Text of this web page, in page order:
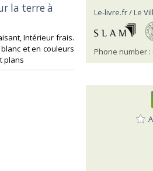
la terre à
Intérieur frais.
et en couleurs
plans‎
Le-livre.fr / Le
Phone number :